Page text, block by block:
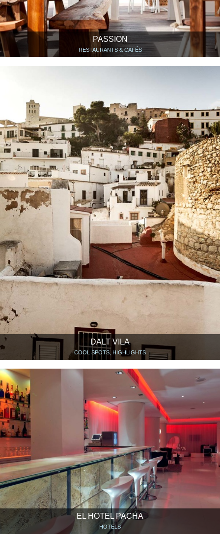
PASSION
RESTAURANTS & CAFÉS
DALT VILA
COOL SPOTS, HIGHLIGHTS
EL HOTEL PACHA
HOTELS